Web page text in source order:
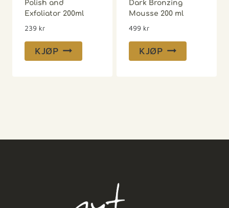
Polish and
Exfoliator 200ml
239 kr
KJØP
Dark Bronzing
Mousse 200 ml
499 kr
KJØP